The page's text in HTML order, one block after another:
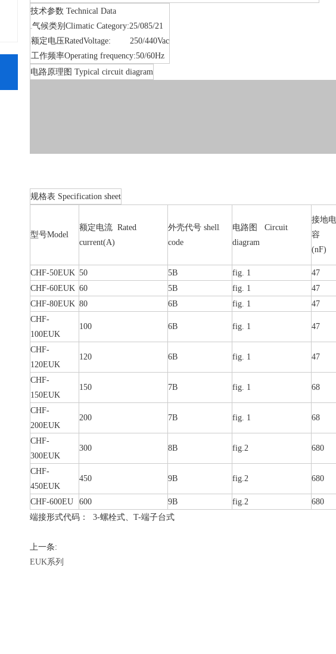
技术参数 Technical Data
⽓候类别Climatic Category:25/085/21
额定电压RatedVoltage: 250/440Vac
工作频率Operating frequency:50/60Hz
电路原理图 Typical circuit diagram
规格表 Specification sheet
型号Model
额定电流 Rated
current(A)
外壳代号 shell
code
电路图 Circuit
diagram
接地电
容
(nF)
CHF-50EUK 50 5B fig. 1
47
CHF-60EUK 60 5B fig. 1
47
CHF-80EUK 80 6B fig. 1
47
CHF-
100EUK
100 6B fig. 1 47
CHF-
120EUK
120 6B fig. 1 47
CHF-
150EUK
150 7B fig. 1 68
CHF-
200EUK
200 7B fig. 1 68
CHF-
300EUK
300 8B fig.2 680
CHF-
450EUK
450 9B fig.2 680
CHF-600EU 600 9B fig.2
680
端接形式代码： 3-螺栓式、T-端⼦台式
上一条:
EUK系列